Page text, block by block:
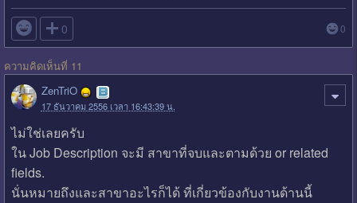
 0 0
ความคิดเห็นที่ 11
ZenTriO
17 ธันวาคม 2556 เวลา 16:43:39 น.
ไม่ใช่เลยครับ
ใน Job Description จะมี สาขาที่จบและตามด้วย or related
fields.
นั่นหมายถึงและสาขาอะไรก็ได้ ที่เกี่ยวข้องกับงานด้านนี้